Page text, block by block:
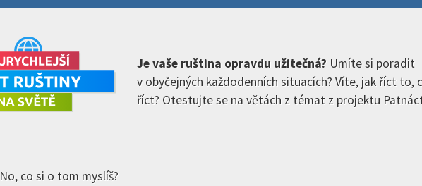
Je vaše ruština opravdu užitečná? Umíte si poradit
v obyčejných každodenních situacích? Víte, jak říct to,
říct? Otestujte se na větách z témat z projektu
No, co si o tom myslíš?